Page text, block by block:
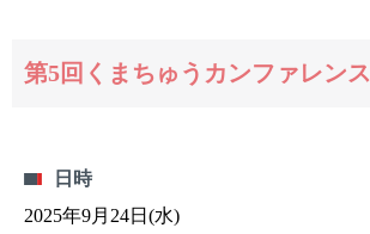
第5回くまちゅうカンファレンス
日時
2025年9月24日(水)